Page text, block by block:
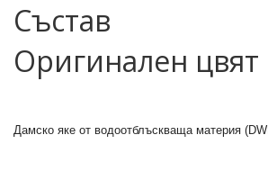
Състав
Оригинален цвят
Дамско яке от водоотблъскваща материя